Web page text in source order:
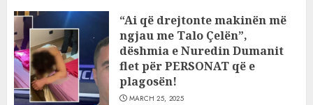
“Ai që drejtonte makinën më
ngjau me Talo Çelën”,
dëshmia e Nuredin Dumanit
flet për PERSONAT që e
plagosën!
MARCH 25, 2025